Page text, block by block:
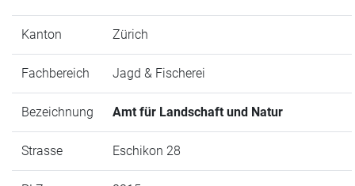
Kanton Zürich
Fachbereich Jagd & Fischerei
Bezeichnung Amt für Landschaft und Natur
Strasse Eschikon 28